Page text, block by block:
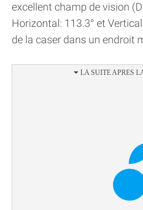
excellent champ de vision
Horizontal: 113.3° et
de la caser dans un endroit